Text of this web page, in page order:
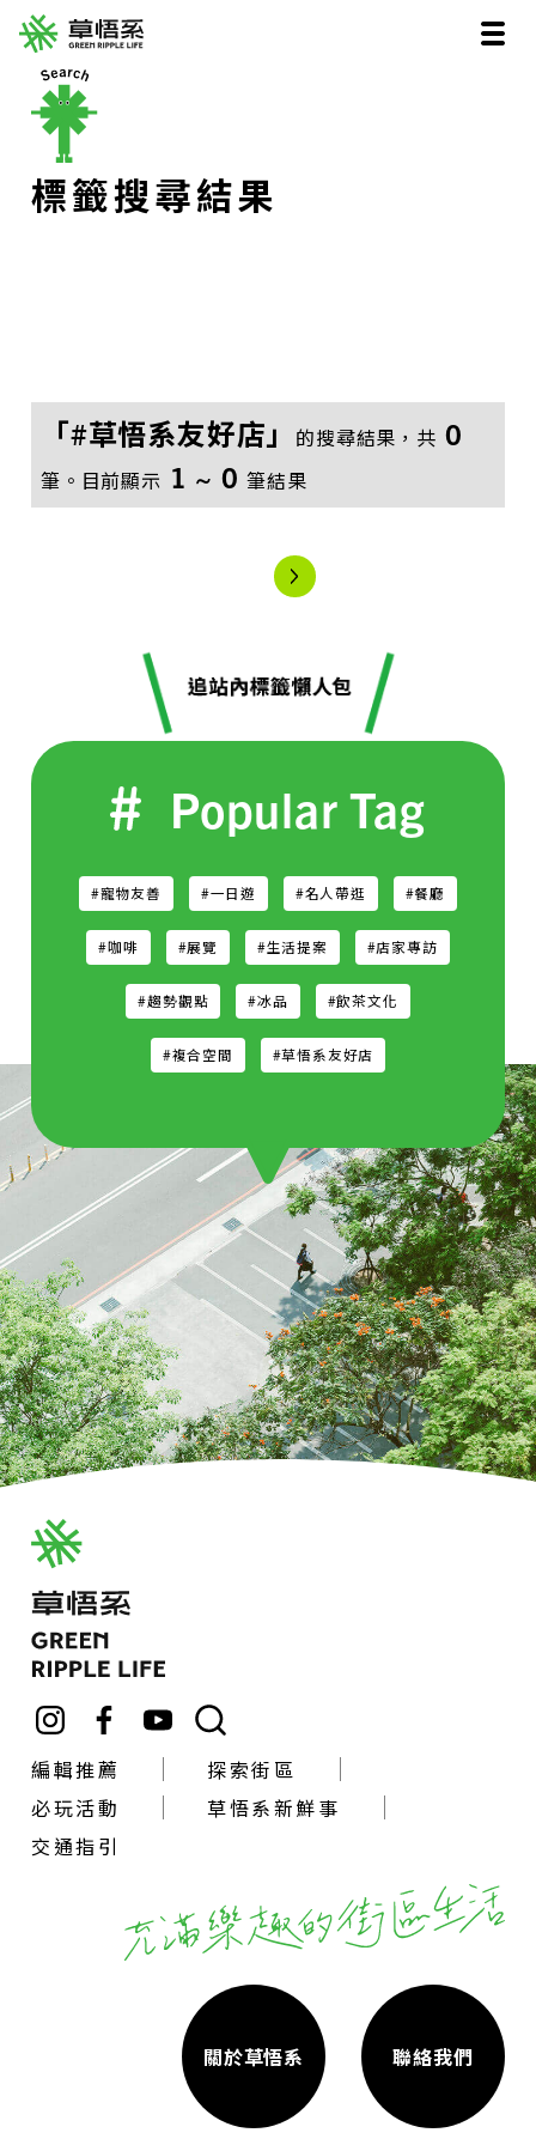
標籤搜尋結果
「#草悟系友好店」 的搜尋結果，共 0
筆。目前顯示 1 ~ 0筆結果
Popular Tag
#寵物友善 #一日遊 #名人帶逛 #餐廳
#咖啡 #展覽 #生活提案 #店家專訪
#趨勢觀點 #冰品 #飲茶文化
#複合空間 #草悟系友好店
編輯推薦
探索街區
必玩活動
草悟系新鮮事
交通指引
關於草悟系 聯絡我們